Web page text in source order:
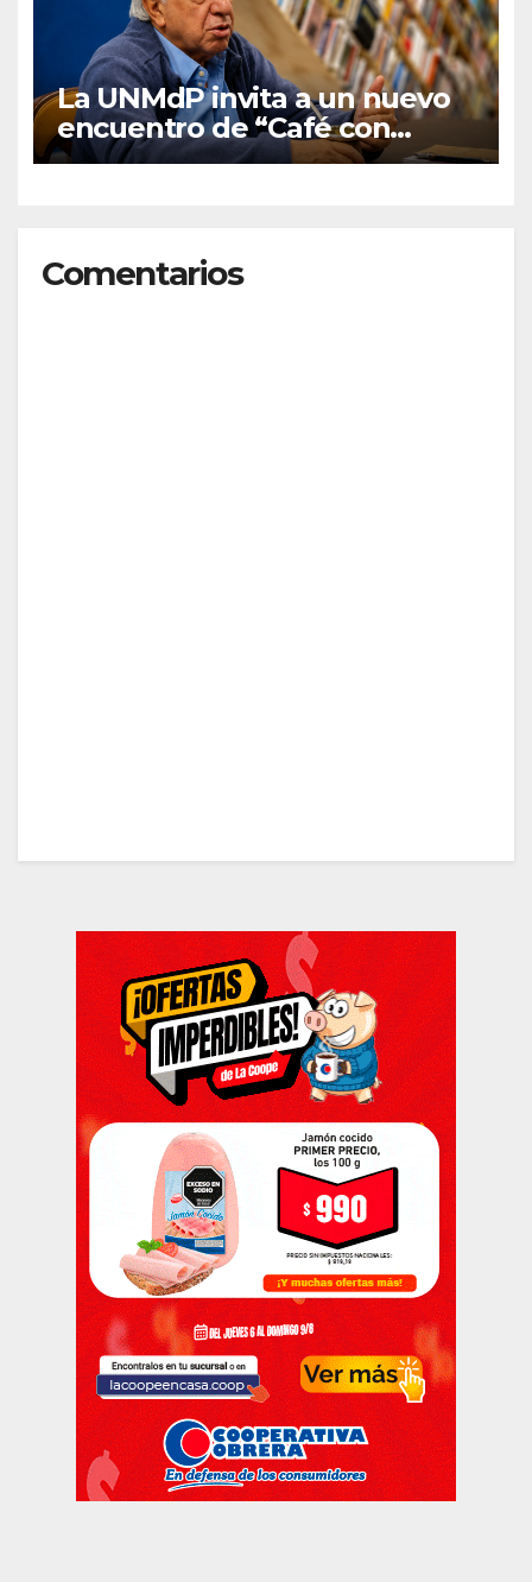
La UNMdP invita a un nuevo
encuentro de “Café con
graduados/as”
Comentarios